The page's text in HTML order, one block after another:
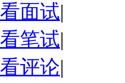
面试|
笔试|
评论|